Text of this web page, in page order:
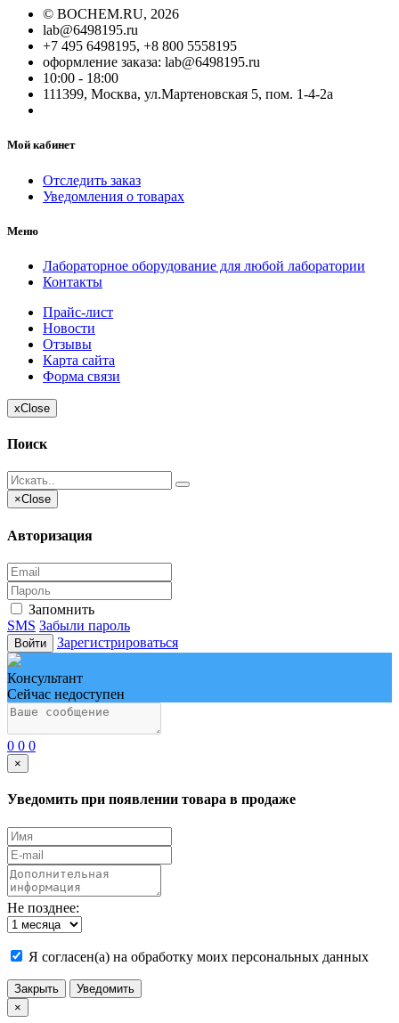
© BOCHEM.RU, 2026
lab@6498195.ru
+7 495 6498195, +8 800 5558195
оформление заказа: lab@6498195.ru
10:00 - 18:00
111399, Москва, ул.Мартеновская 5, пом. 1-4-2а
Мой кабинет
Отследить заказ
Уведомления о товарах
Меню
Лабораторное оборудование для любой лаборатории
Контакты
Прайс-лист
Новости
Отзывы
Карта сайта
Форма связи
xClose
Поиск
×Close
Авторизация
Запомнить
SMS Забыли пароль
Войти Зарегистрироваться
Консультант
Сейчас недоступен
0 0 0
×
Уведомить при появлении товара в продаже
Не позднее:
Я согласен(а) на обработку моих персональных данных
Закрыть
Уведомить
×